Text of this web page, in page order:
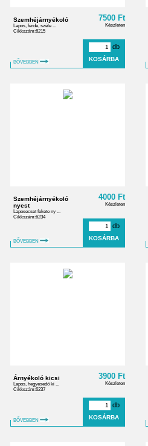
Szemhéjárnyékoló
Lapos, ferde, széle ...
Cikkszám:6215
BŐVEBBEN
7500 Ft
Készleten
db
Szemhéjárnyékoló
nyest
Laposecset fekete ny ...
Cikkszám:6234
BŐVEBBEN
4000 Ft
Készleten
db
Árnyékoló kicsi
Lapos, hegyesedő ki ...
Cikkszám:6237
BŐVEBBEN
3900 Ft
Készleten
db